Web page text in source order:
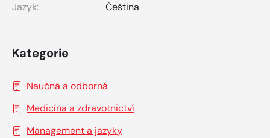
Jazyk:
Čeština
Kategorie
Naučná a odborná
Medicína a zdravotnictví
Management a jazyky